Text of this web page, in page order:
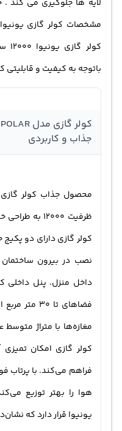
استفاده کنید و از
است که ارزش این
به‌صورت راحت‌تری از این
زمان روشن و
قابلیت‌های برتر آن
کیفیت بالا و هزینه‌ی
مشخصات کولر گازی یونیوا UN-AS12 POLAR می باشد .
کولر گازی
باتوجه به کیفیت و
جذاب و کاربردی
ظرفیت
کولر گازی دارای دو
نصب در بیرون
داخل منزل. پنل داخلی
فضاهای تا
مغازه‌ها با متراژ
کولر گازی امکان تمیزی
فراهم می‌کند. با پرتاب
هوا را بهتر توزیع
یونیوا قرار دارد که